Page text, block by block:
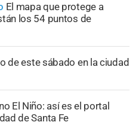
El mapa que protege a
los 54 puntos de
de este sábado en la ciudad
El Niño: así es el portal
de Santa Fe